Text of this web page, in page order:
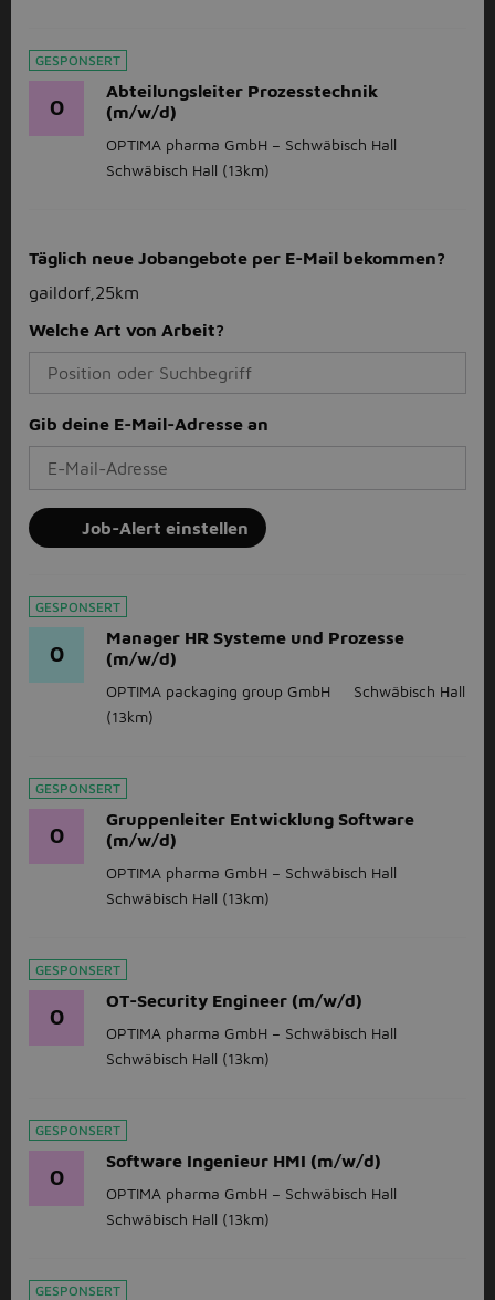
GESPONSERT
O
Abteilungsleiter Prozesstechnik
(m/w/d)
OPTIMA pharma GmbH – Schwäbisch Hall
Schwäbisch Hall (13km)
Täglich neue Jobangebote per E-Mail bekommen?
gaildorf,25km
Welche Art von Arbeit?
Gib deine E-Mail-Adresse an
Job-Alert einstellen
GESPONSERT
O
Manager HR Systeme und Prozesse
(m/w/d)
OPTIMA packaging group GmbH
Schwäbisch Hall
(13km)
GESPONSERT
O
Gruppenleiter Entwicklung Software
(m/w/d)
OPTIMA pharma GmbH – Schwäbisch Hall
Schwäbisch Hall (13km)
GESPONSERT
O
OT-Security Engineer (m/w/d)
OPTIMA pharma GmbH – Schwäbisch Hall
Schwäbisch Hall (13km)
GESPONSERT
O
Software Ingenieur HMI (m/w/d)
OPTIMA pharma GmbH – Schwäbisch Hall
Schwäbisch Hall (13km)
GESPONSERT